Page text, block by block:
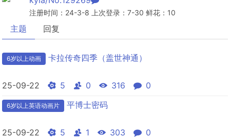
注册时间：24-3-8 上次登录：7-30 鲜花：10
主题 回复
6岁以上动画 卡拉传奇四季（盖世神通）
25-09-22 5 0 316 0
6岁以上英语动画片 平博士密码
25-09-22 5 1 303 0